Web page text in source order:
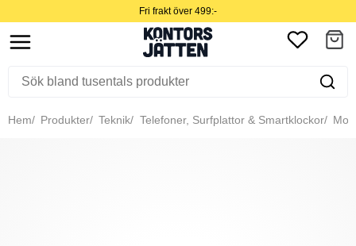
Fri frakt över 499:-
Hem Produkter Teknik Telefoner, Surfplattor & Smartklockor